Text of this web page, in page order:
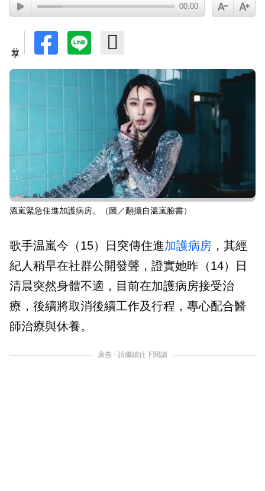
00:00
溫嵐緊急住進加護病房。（圖／翻攝自溫嵐臉書）
歌手温嵐今（15）日突傳住進加護病房 ，其經
紀人稍早在社群公開發聲，證實她昨（14）日
清晨突然身體不適，目前在加護病房接受治
療，後續將取消後續工作及行程，專心配合醫
師治療與休養。
廣告 - 請繼續往下閱讀